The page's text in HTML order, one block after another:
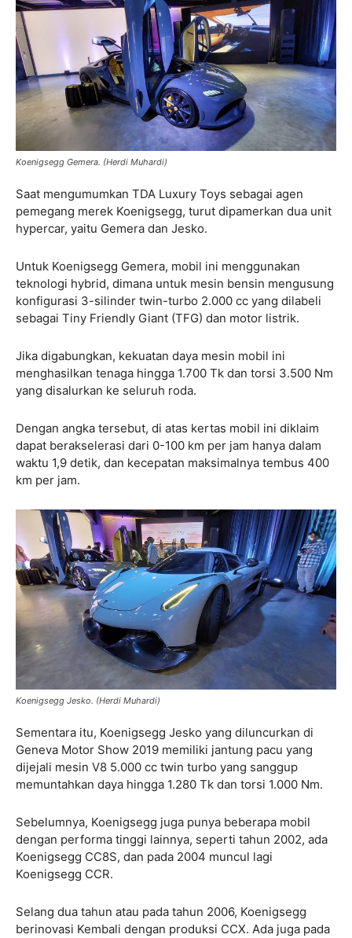
Koenigsegg Gemera. (Herdi Muhardi)
Saat mengumumkan TDA Luxury Toys sebagai agen
pemegang merek Koenigsegg, turut dipamerkan dua unit
hypercar, yaitu Gemera dan Jesko.
Untuk Koenigsegg Gemera, mobil ini menggunakan
teknologi hybrid, dimana untuk mesin bensin mengusung
konfigurasi 3-silinder twin-turbo 2.000 cc yang dilabeli
sebagai Tiny Friendly Giant (TFG) dan motor listrik.
Jika digabungkan, kekuatan daya mesin mobil ini
menghasilkan tenaga hingga 1.700 Tk dan torsi 3.500 Nm
yang disalurkan ke seluruh roda.
Dengan angka tersebut, di atas kertas mobil ini diklaim
dapat berakselerasi dari 0-100 km per jam hanya dalam
waktu 1,9 detik, dan kecepatan maksimalnya tembus 400
km per jam.
Koenigsegg Jesko. (Herdi Muhardi)
Sementara itu, Koenigsegg Jesko yang diluncurkan di
Geneva Motor Show 2019 memiliki jantung pacu yang
dijejali mesin V8 5.000 cc twin turbo yang sanggup
memuntahkan daya hingga 1.280 Tk dan torsi 1.000 Nm.
Sebelumnya, Koenigsegg juga punya beberapa mobil
dengan performa tinggi lainnya, seperti tahun 2002, ada
Koenigsegg CC8S, dan pada 2004 muncul lagi
Koenigsegg CCR.
Selang dua tahun atau pada tahun 2006, Koenigsegg
berinovasi Kembali dengan produksi CCX. Ada juga pada